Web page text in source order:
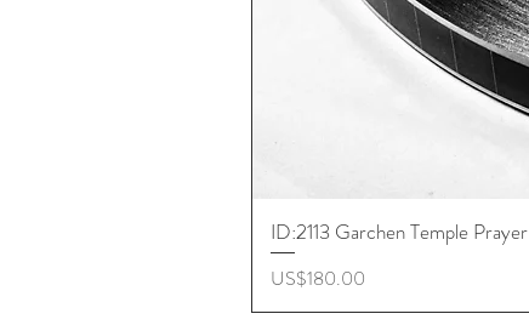
ID:2113 Garchen Temple Prayer
ราคา
US$180.00